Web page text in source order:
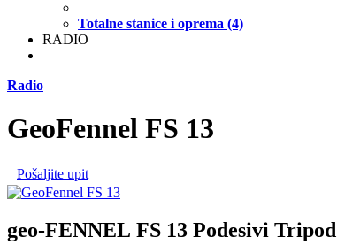
Totalne stanice i oprema (4)
RADIO
Radio
GeoFennel FS 13
Pošaljite upit
geo-FENNEL FS 13 Podesivi Tripod